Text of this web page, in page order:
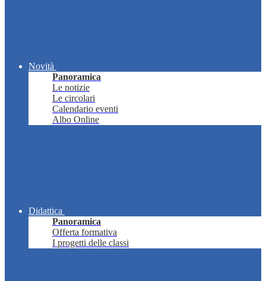
Novità
Panoramica
Le notizie
Le circolari
Calendario eventi
Albo Online
Didattica
Panoramica
Offerta formativa
I progetti delle classi